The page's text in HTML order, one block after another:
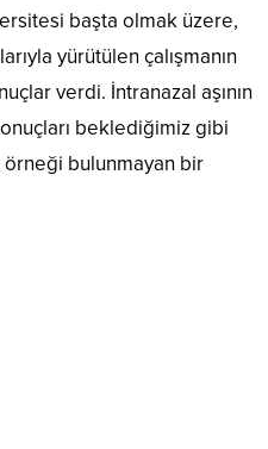
başta olmak üzere,
yürütülen çalışmanın
verdi. İntranazal aşının
beklediğimiz gibi
örneği bulunmayan bir